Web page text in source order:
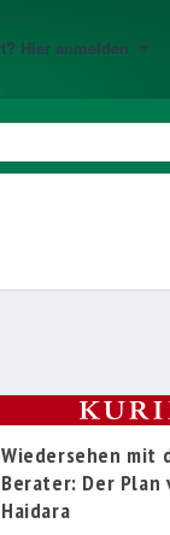
Hier anmelden
Wiedersehen mit
Berater: Der Plan
Haidara